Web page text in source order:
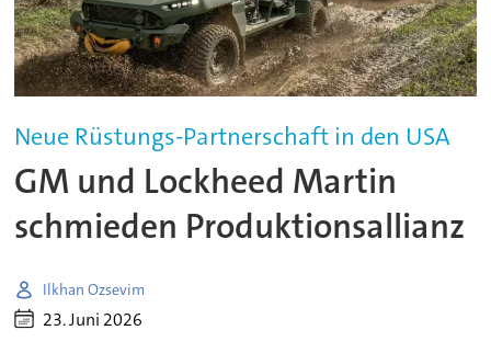
Neue Rüstungs-Partnerschaft in den USA
GM und Lockheed Martin
schmieden Produktionsallianz
Ilkhan Ozsevim
23. Juni 2026